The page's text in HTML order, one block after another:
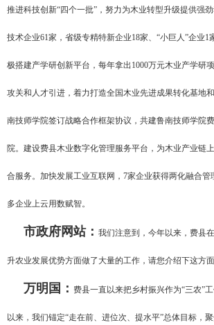
推进科技创新“四个一批”，努力为木业转型升级提供强
技术企业61家，省级专精特新企业18家、“小巨人”企业1
极搭建产学研创新平台，每年拿出1000万元木业产学研
攻关和人才引进，着力打造全国木业先进成果转化基地
南技师学院签订战略合作框架协议，共建鲁南技师学院
院。建设费县木业数字化管理服务平台，为木业产业链
合服务。加快发展工业互联网，7家企业获得两化融合管
多企业上云用数赋智。
市政府网站： 我们注意到，今年以来，费县
升农业发展优势方面做了大量的工作，请您介绍下这方面
万明国： 费县一直以来把乡村振兴作为“三农”
以来，我们锚定“走在前、进位次、提水平”总体目标，